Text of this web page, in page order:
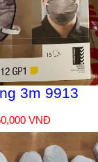
3m 9913
VNĐ